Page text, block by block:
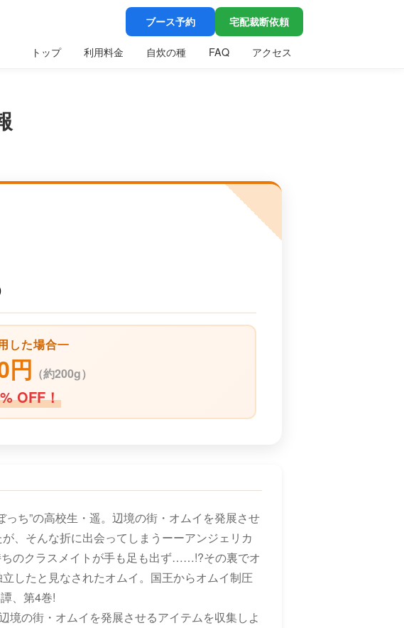
ブース予約 宅配裁断依頼
トップ 利用料金 自炊の種 FAQ アクセス
した場合
円 （約200g）
OFF！
ち”の高校生・遥。辺境の街・オムイを発展させ
、そんな折に出会ってしまうーーアンジェリカ
のクラスメイトが手も足も出ず……!?その裏でオ
したと見なされたオムイ。国王からオムイ制圧
、第4巻!
境の街・オムイを発展させるアイテムを収集しよ